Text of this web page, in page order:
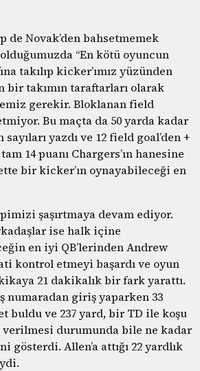
de Novak’den bahsetmemek
“En kötü oyuncun
takılıp kicker’ımız yüzünden
bir takımın taraftarları olarak
gerekir. Bloklanan field
Bu maçta da 50 yarda kadar
yazdı ve 12 field goal’den +
14 puanı Chargers’ın hanesine
bir kicker’ın oynayabileceği en
şaşırtmaya devam ediyor.
ise halk içine
en iyi QB’lerinden Andrew
kontrol etmeyi başardı ve oyun
21 dakikalık bir fark yarattı.
numaradan giriş yaparken 33
buldu ve 237 yard, bir TD ile koşu
verilmesi durumunda bile ne kadar
gösterdi. Allen’a attığı 22 yardlık